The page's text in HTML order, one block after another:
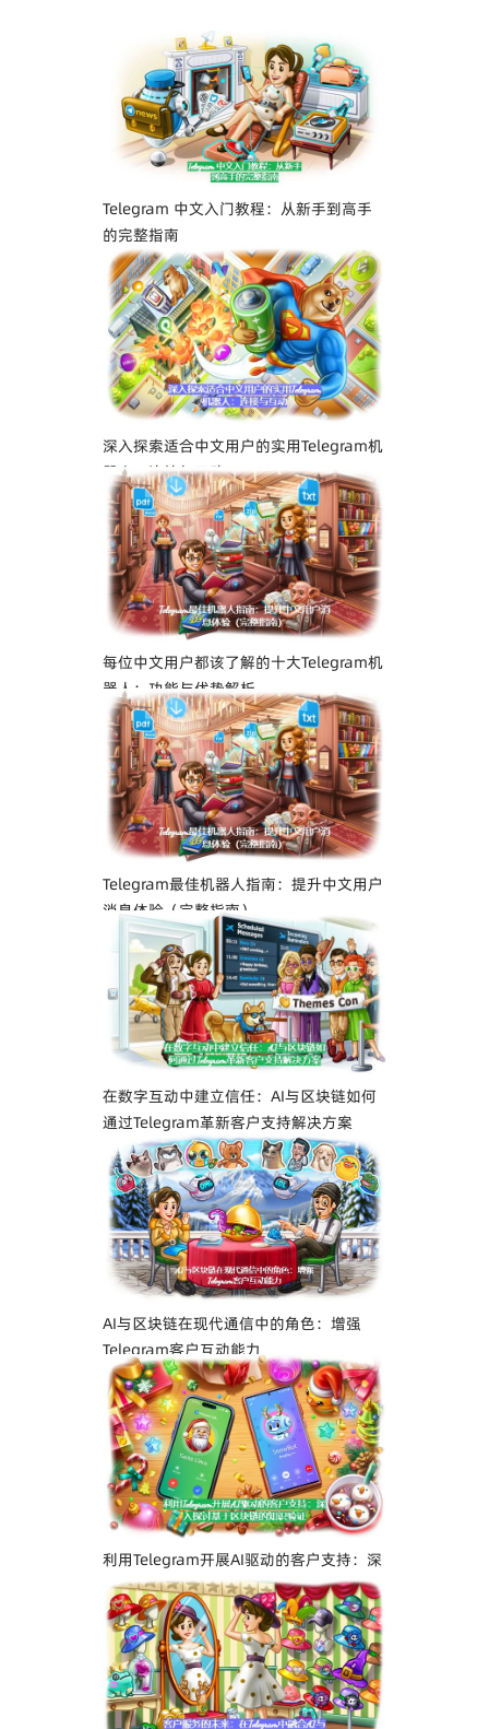
Telegram 中文入门教程：从新手到高手
的完整指南
深入探索适合中文用户的实用Telegram机
器人：连接与互动
每位中文用户都该了解的十大Telegram机
器人：功能与优势解析
Telegram最佳机器人指南：提升中文用户
消息体验（完整指南）
在数字互动中建立信任：AI与区块链如何
通过Telegram革新客户支持解决方案
AI与区块链在现代通信中的角色：增强
Telegram客户互动能力
利用Telegram开展AI驱动的客户支持：深
入探讨基于区块链的知识验证